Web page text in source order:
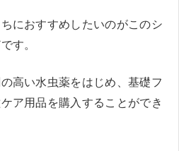
におすすめしたいのがこのシ
す。
高い水虫薬をはじめ、基礎フ
ア用品を購入することができ